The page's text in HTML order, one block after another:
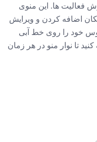
فعالیت ها. این منوی
اضافه کردن و ویرایش
خود را روی خط آبی
تا نوار منو در هر زمان